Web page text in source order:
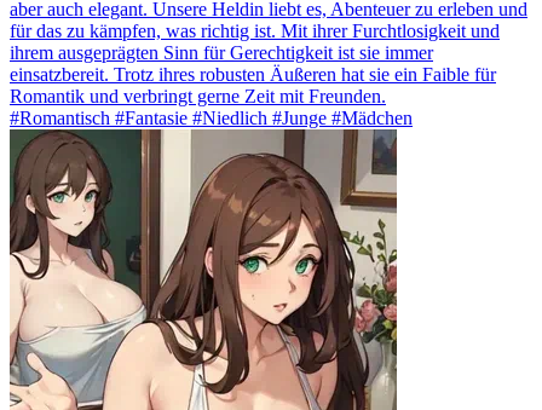
aber auch elegant. Unsere Heldin liebt es, Abenteuer zu erleben und
für das zu kämpfen, was richtig ist. Mit ihrer Furchtlosigkeit und
ihrem ausgeprägten Sinn für Gerechtigkeit ist sie immer
einsatzbereit. Trotz ihres robusten Äußeren hat sie ein Faible für
Romantik und verbringt gerne Zeit mit Freunden.
#Romantisch #Fantasie #Niedlich #Junge #Mädchen